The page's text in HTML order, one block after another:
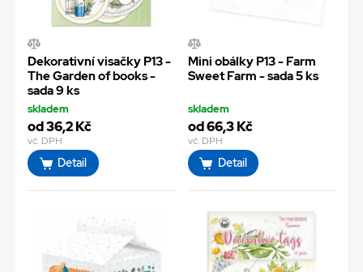
Dekorativní visačky P13 -
The Garden of books -
sada 9 ks
skladem
od 36,2 Kč
vč. DPH
Detail
Mini obálky P13 - Farm
Sweet Farm - sada 5 ks
skladem
od 66,3 Kč
vč. DPH
Detail